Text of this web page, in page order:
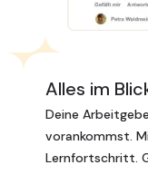
Alles im
Deine
vorankommst.
Lernfortschritt.